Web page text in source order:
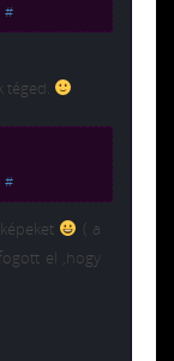
#
téged.
#
( a
el ,hogy